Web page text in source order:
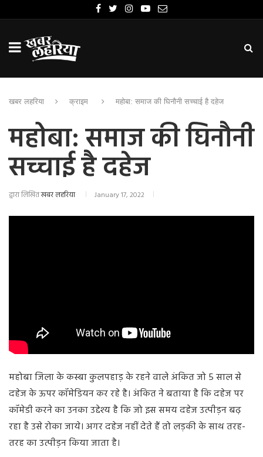
खबर लहरिया क्राइम महोबा: समाज की घिनौनी सच्चाई है दहेज
महोबा: समाज की घिनौनी
सच्चाई है दहेज
द्वारा लिखितखबर लहरिया January 17, 2022
महोबा जिला के कस्बा कुलपहाड़ के रहने वाले अंकित जो 5 साल से
दहेज के ऊपर कॉमेडियन कर रहे है। अंकित ने बताया है कि दहेज पर
कॉमेडी करने का उनका उद्देश्य है कि जो इस समय दहेज उत्पीड़न बढ़
रहा है उसे रोका जाये। अगर दहेज नहीं देते हैं तो लड़की के साथ तरह-
तरह का उत्पीड़न किया जाता है।